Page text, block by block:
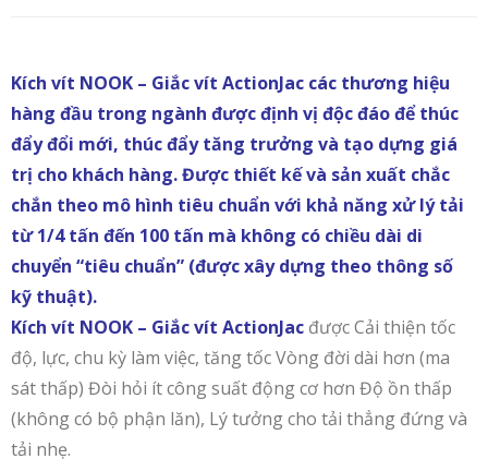
Kích vít NOOK – Giắc vít ActionJac các thương hiệu
hàng đầu trong ngành được định vị độc đáo để thúc
đẩy đổi mới, thúc đẩy tăng trưởng và tạo dựng giá
trị cho khách hàng. Được thiết kế và sản xuất chắc
chắn theo mô hình tiêu chuẩn với khả năng xử lý tải
từ 1/4 tấn đến 100 tấn mà không có chiều dài di
chuyển “tiêu chuẩn” (được xây dựng theo thông số
kỹ thuật).
Kích vít NOOK – Giắc vít ActionJac được Cải thiện tốc
độ, lực, chu kỳ làm việc, tăng tốc Vòng đời dài hơn (ma
sát thấp) Đòi hỏi ít công suất động cơ hơn Độ ồn thấp
(không có bộ phận lăn), Lý tưởng cho tải thẳng đứng và
tải nhẹ.